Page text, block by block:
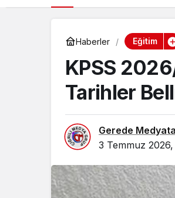
Haberler Eğitim
KPSS
Tarihler
Gerede
3 Temmuz 2026,